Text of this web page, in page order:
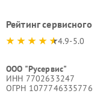
Рейтинг
4.9-5.0
ООО "Русервис"
ИНН 7702633247
ОГРН 1077746335776